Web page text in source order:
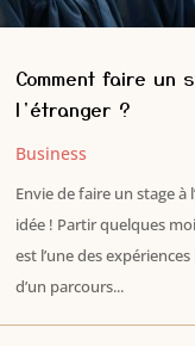
Comment faire un
l’étranger ?
Business
Envie de faire un stage à
idée ! Partir quelques
est l’une des
d’un parcours...